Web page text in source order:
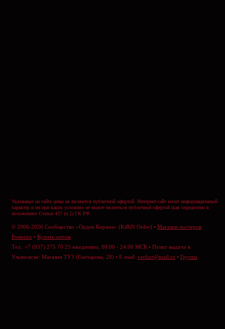
Указанные на сайте цены не являются публичной офертой. Интернет-сайт носит информационный
характер и ни при каких условиях не может являеться публичной офертой (как определено в
положениях Статьи 437 (п.2) ГК РФ.
© 2006-2026 Сообщество «Орден Кирина» (KiRiN Order) • Магазин постеров
Posterior • Купить оптом
Тел.: +7 (937) 275 70 25 ежедневно, 08:00 - 24:00 МСК • Пункт выдачи в
Ульяновске: Магазин ТУЗ (Гончарова, 28) • E-mail: verfurt@mail.ru • Группа